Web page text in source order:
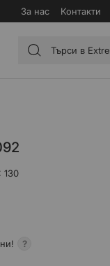
За нас Контакти
130